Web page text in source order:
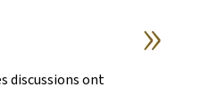
discussions ont